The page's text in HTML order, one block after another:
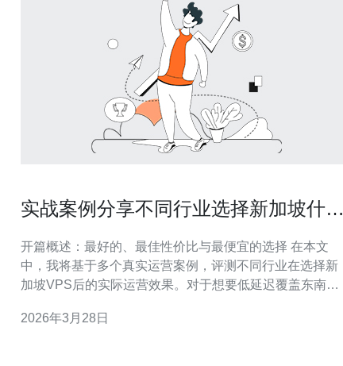
实战案例分享不同行业选择新加坡什么
开篇概述：最好的、最佳性价比与最便宜的选择 在本文
中，我将基于多个真实运营案例，评测不同行业在选择新
加坡VPS后的实际运营效果。对于想要低延迟覆盖东南亚
DDoS防护的高可用实例；而最佳性价比的配置则是在保
2026年3月28日